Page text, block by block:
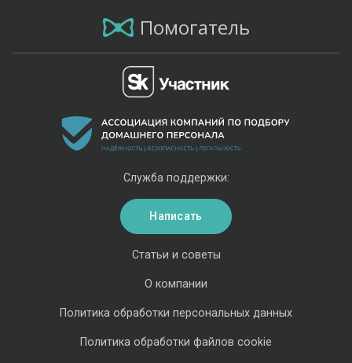
Помогатель
Статьи и советы
О компании
Политика обработки персональных данных
Политика обработки файлов cookie
Служба поддержки:
Написать